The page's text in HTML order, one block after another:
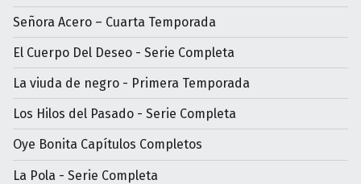
Señora Acero – Cuarta Temporada
El Cuerpo Del Deseo - Serie Completa
La viuda de negro - Primera Temporada
Los Hilos del Pasado - Serie Completa
Oye Bonita Capítulos Completos
La Pola - Serie Completa